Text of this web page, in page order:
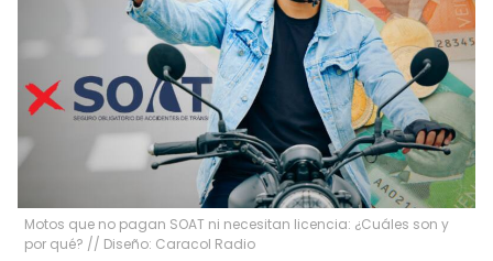
Motos que no pagan SOAT ni necesitan licencia: ¿Cuáles son y
por qué? // Diseño: Caracol Radio